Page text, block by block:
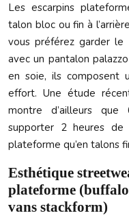
Les escarpins
talon bloc ou fin à
vous préférez garder le
avec un pantalon
en soie, ils composent
effort. Une étude
montre d’ailleurs
supporter 2 heures de
plateforme qu’en talons
Esthétique
plateforme
vans stackform)